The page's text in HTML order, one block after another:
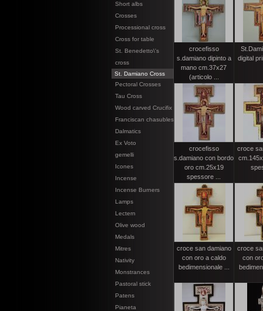
Short albs
Crosses
Processional cross
Cross for table
St. Benedetto\'s
cross
St. Damiano Cross
Pectoral Crosses
Tau Cross
Wood carved Crucifix
Franciscan chasubles
Dalmatics
Ex Voto
gemelli
Icones
Incense
Incense Burners
Lamps
Lectern
Olive wood
Medals
Mitres
Nativity
Monstrances
Pastoral stick
Patens
Pianeta
crocefisso
s.damiano dipinto a
mano cm.37x27
(articolo ...
digital
crocefisso
s.damiano con bordo
oro cm.25x19
spessore ...
croce
croce san damiano
con oro a caldo
bedimensionale ...
croce
con